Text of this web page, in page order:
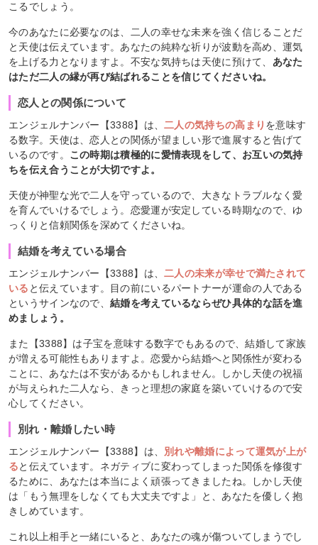
こるでしょう。
今のあなたに必要なのは、二人の幸せな未来を強く信じることだ
と天使は伝えています。あなたの純粋な祈りが波動を高め、運気
を上げる力となりますよ。不安な気持ちは天使に預けて、 あなた
はただ二人の縁が再び結ばれることを信じてくださいね。
恋人との関係について
エンジェルナンバー【3388】は、二人の気持ちの高まり を意味す
る数字。天使は、恋人との関係が望ましい形で進展すると告げて
いるのです。 この時期は積極的に愛情表現をして、お互いの気持
ちを伝え合うことが大切ですよ。
天使が神聖な光で二人を守っているので、大きなトラブルなく愛
を育んでいけるでしょう。恋愛運が安定している時期なので、ゆ
っくりと信頼関係を深めてくださいね。
結婚を考えている場合
エンジェルナンバー【3388】は、二人の未来が幸せで満たされて
いる と伝えています。目の前にいるパートナーが運命の人である
というサインなので、結婚を考えているならぜひ具体的な話を進
めましょう。
また【3388】は子宝を意味する数字でもあるので、結婚して家族
が増える可能性もありますよ。恋愛から結婚へと関係性が変わる
ことに、あなたは不安があるかもしれません。しかし天使の祝福
が与えられた二人なら、きっと理想の家庭を築いていけるので安
心してください。
別れ・離婚したい時
エンジェルナンバー【3388】は、 別れや離婚によって運気が上が
ると伝えています。ネガティブに変わってしまった関係を修復す
るために、あなたは本当によく頑張ってきましたね。しかし天使
は「もう無理をしなくても大丈夫ですよ」と、あなたを優しく抱
きしめています。
これ以上相手と一緒にいると、あなたの魂が傷ついてしまうでし